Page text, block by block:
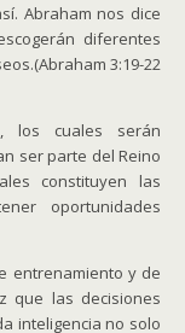
Abraham nos dice
diferentes
3:19-22
los cuales serán
ser parte del Reino
constituyen las
oportunidades
entrenamiento y de
que las decisiones
inteligencia no solo